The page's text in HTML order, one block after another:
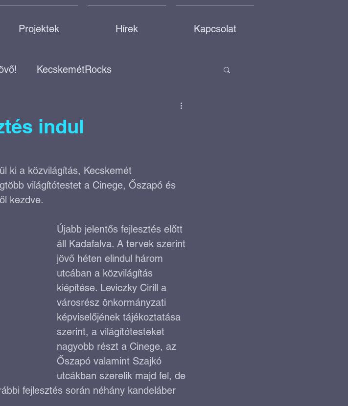
Projektek Hírek Kapcsolat
KecskemétRocks
Zöld város Fogadj örökbe egy parkot!
Elektromos töltőállomások
Kecskemét Kártya
indul
ki a közvilágítás, Kecskemét
világítótestet a Cinege, Őszapó és
kezdve.
Újabb jelentős fejlesztés előtt
áll Kadafalva. A tervek szerint
jövő héten elindul három
utcában a közvilágítás
kiépítése. Leviczky Cirill a
városrész önkormányzati
képviselőjének tájékoztatása
szerint, a világítótesteket
nagyobb részt a Cinege, az
Őszapó valamint Szajkó
utcákban szerelik majd fel, de
fejlesztés során néhány kandeláber